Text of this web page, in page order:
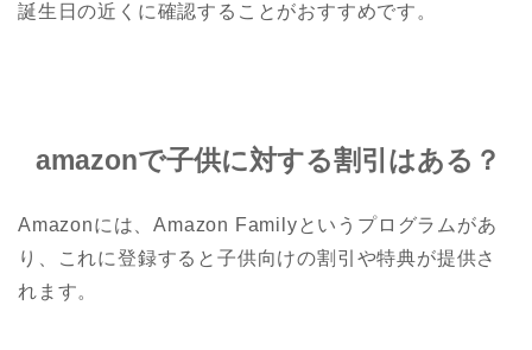
誕生日の近くに確認することがおすすめです。
amazonで子供に対する割引はある？
Amazonには、Amazon Familyというプログラムがあ
り、これに登録すると子供向けの割引や特典が提供さ
れます。